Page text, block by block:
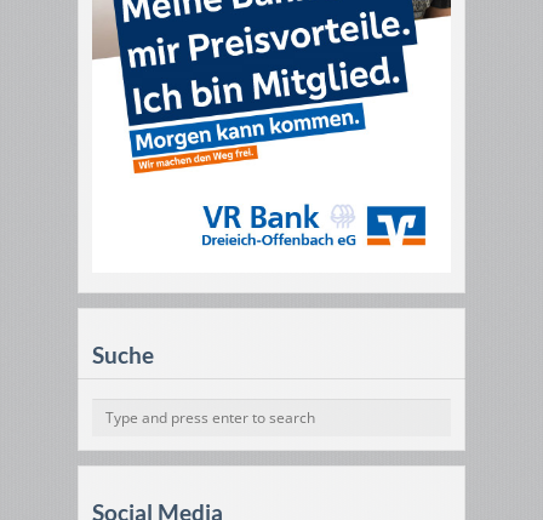
Suche
Social Media